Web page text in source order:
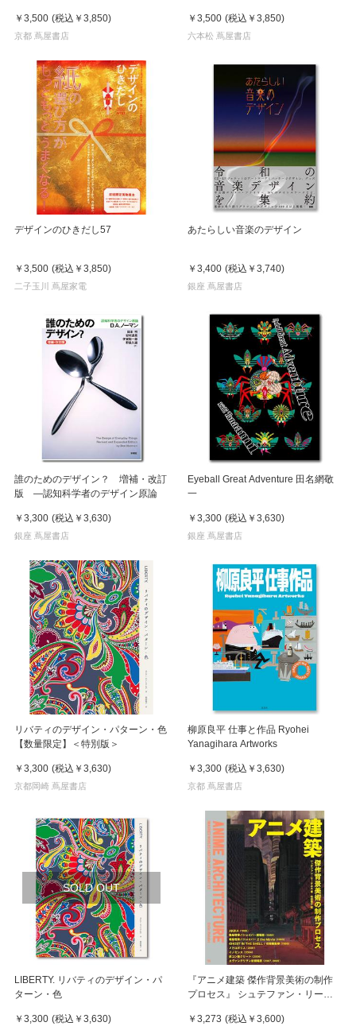
￥3,500 (税込 ￥3,850)
京都 蔦屋書店
￥3,500 (税込 ￥3,850)
六本松 蔦屋書店
デザインのひきだし57
￥3,500 (税込 ￥3,850)
二子玉川 蔦屋家電
あたらしい音楽のデザイン
￥3,400 (税込 ￥3,740)
銀座 蔦屋書店
誰のためのデザイン？ 増補・改訂
版 ―認知科学者のデザイン原論
￥3,300 (税込 ￥3,630)
銀座 蔦屋書店
Eyeball Great Adventure 田名網敬
一
￥3,300 (税込 ￥3,630)
銀座 蔦屋書店
リバティのデザイン・パターン・色
【数量限定】＜特別版＞
￥3,300 (税込 ￥3,630)
京都岡崎 蔦屋書店
柳原良平 仕事と作品 Ryohei
Yanagihara Artworks
￥3,300 (税込 ￥3,630)
京都 蔦屋書店
SOLD OUT
LIBERTY. リバティのデザイン・パ
ターン・色
￥3,300 (税込 ￥3,630)
『アニメ建築 傑作背景美術の制作
プロセス』 シュテファン・リーケ
ック社)
￥3,273 (税込 ￥3,600)